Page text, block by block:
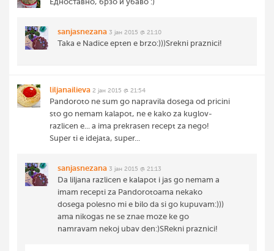
sanjasnezana 3 јан 2015 @ 21:10
Taka e Nadice epten e brzo:)))Srekni praznici!
liljanailieva 2 јан 2015 @ 21:54
Pandoroto ne sum go napravila dosega od pricini
sto go nemam kalapot, ne e kako za kuglov-
razlicen e... a ima prekrasen recept za nego!
Super ti e idejata, super...
sanjasnezana 3 јан 2015 @ 21:13
Da liljana razlicen e kalapot i jas go nemam a
imam recepti za Pandorotoama nekako
dosega polesno mi e bilo da si go kupuvam:)))
ama nikogas ne se znae moze ke go
namravam nekoj ubav den:)SRekni praznici!